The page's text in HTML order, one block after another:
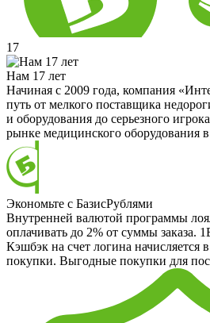
17
Нам 17 лет
Начиная с 2009 года, компания
путь от мелкого поставщика
и оборудования до серьезного
рынке медицинского оборудования
Экономьте с БазисРублями
Внутренней валютой программы
оплачивать до 2% от суммы заказа.
Кэшбэк на счет логина начисляется
покупки. Выгодные покупки для